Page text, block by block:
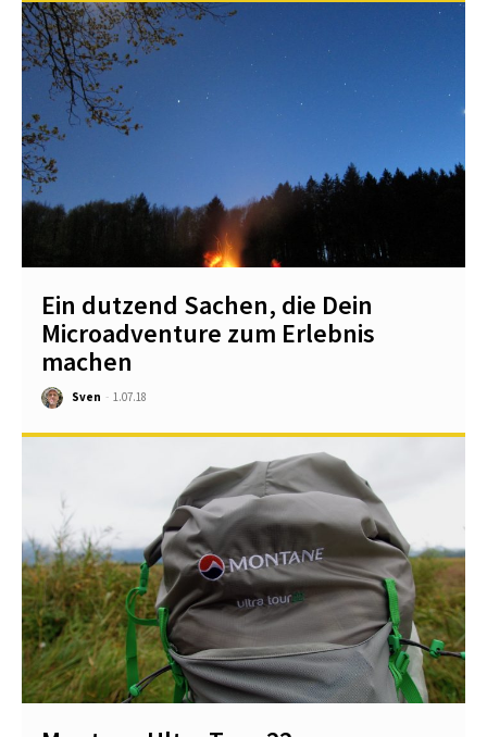
Ein dutzend Sachen, die Dein
Microadventure zum Erlebnis
machen
Sven - 1.07.18